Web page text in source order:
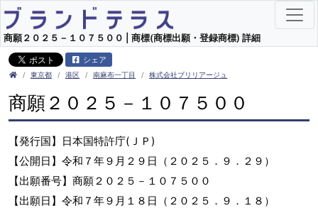
商願２０２５－１０７５００ | 商標(商標出願・登録商標) 詳細
シェア
東京都 港区 南麻布一丁目 株式会社ブリリアージュ
商願２０２５－１０７５００
【発行国】日本国特許庁(ＪＰ)
【公開日】令和７年９月２９日（２０２５．９．２９）
【出願番号】商願２０２５－１０７５００
【出願日】令和７年９月１８日（２０２５．９．１８）